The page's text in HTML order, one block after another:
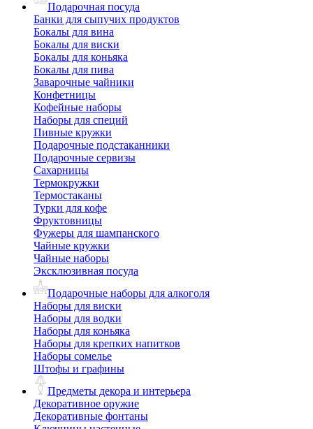
Подарочная посуда
Банки для сыпучих продуктов
Бокалы для вина
Бокалы для виски
Бокалы для коньяка
Бокалы для пива
Заварочные чайники
Конфетницы
Кофейные наборы
Наборы для специй
Пивные кружки
Подарочные подстаканники
Подарочные сервизы
Сахарницы
Термокружки
Термостаканы
Турки для кофе
Фруктовницы
Фужеры для шампанского
Чайные кружки
Чайные наборы
Эксклюзивная посуда
Подарочные наборы для алкоголя
Наборы для виски
Наборы для водки
Наборы для коньяка
Наборы для крепких напитков
Наборы сомелье
Штофы и графины
Предметы декора и интерьера
Декоративное оружие
Декоративные фонтаны